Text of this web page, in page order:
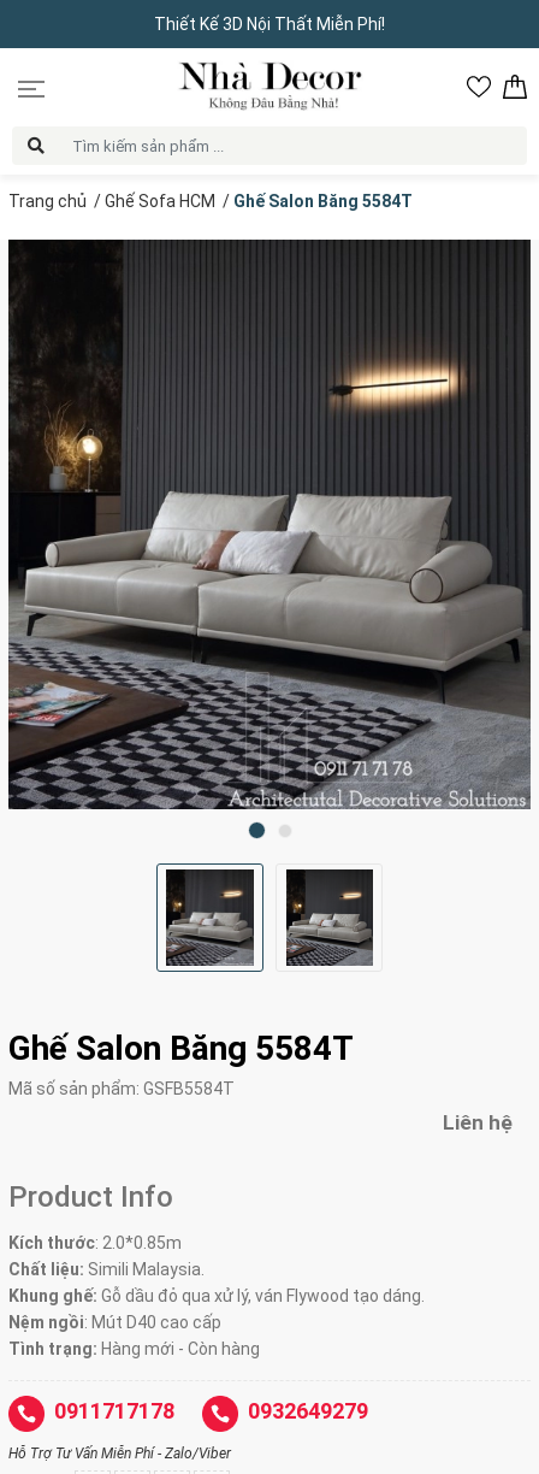
Thiết Kế 3D Nội Thất Miễn Phí!
Trang chủ /Ghế Sofa HCM / Ghế Salon Băng 5584T
Ghế Salon Băng 5584T
Mã số sản phẩm: GSFB5584T
Liên hệ
Product Info
Kích thước: 2.0*0.85m
Chất liệu: Simili Malaysia.
Khung ghế: Gỗ dầu đỏ qua xử lý, ván Flywood tạo dáng.
Nệm ngồi: Mút D40 cao cấp
Tình trạng: Hàng mới - Còn hàng
0911717178 0932649279
Hỗ Trợ Tư Vấn Miễn Phí - Zalo/Viber